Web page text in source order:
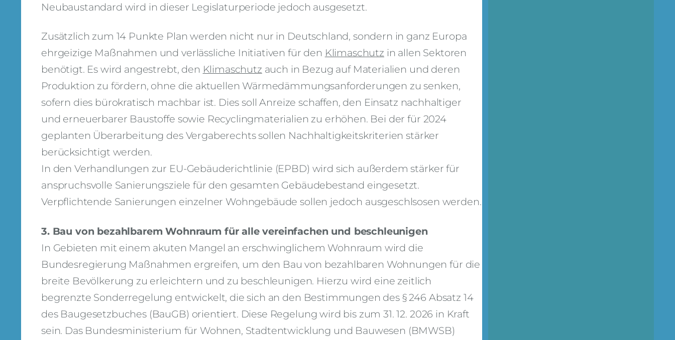
Neubaustandard wird in dieser Legislaturperiode jedoch ausgesetzt.
Zusätzlich zum 14 Punkte Plan werden nicht nur in Deutschland, sondern in ganz Europa
ehrgeizige Maßnahmen und verlässliche Initiativen für den Klimaschutz in allen Sektoren
benötigt. Es wird angestrebt, den Klimaschutz auch in Bezug auf Materialien und deren
Produktion zu fördern, ohne die aktuellen Wärmedämmungsanforderungen zu senken,
sofern dies bürokratisch machbar ist. Dies soll Anreize schaffen, den Einsatz nachhaltiger
und erneuerbarer Baustoffe sowie Recyclingmaterialien zu erhöhen. Bei der für 2024
geplanten Überarbeitung des Vergaberechts sollen Nachhaltigkeitskriterien stärker
berücksichtigt werden.
In den Verhandlungen zur EU-Gebäuderichtlinie (EPBD) wird sich außerdem stärker für
anspruchsvolle Sanierungsziele für den gesamten Gebäudebestand eingesetzt.
Verpflichtende Sanierungen einzelner Wohngebäude sollen jedoch ausgeschlsosen werden.
3. Bau von bezahlbarem Wohnraum für alle vereinfachen und beschleunigen
In Gebieten mit einem akuten Mangel an erschwinglichem Wohnraum wird die
Bundesregierung Maßnahmen ergreifen, um den Bau von bezahlbaren Wohnungen für die
breite Bevölkerung zu erleichtern und zu beschleunigen. Hierzu wird eine zeitlich
begrenzte Sonderregelung entwickelt, die sich an den Bestimmungen des § 246 Absatz 14
des Baugesetzbuches (BauGB) orientiert. Diese Regelung wird bis zum 31. 12. 2026 in Kraft
sein. Das Bundesministerium für Wohnen, Stadtentwicklung und Bauwesen (BMWSB)